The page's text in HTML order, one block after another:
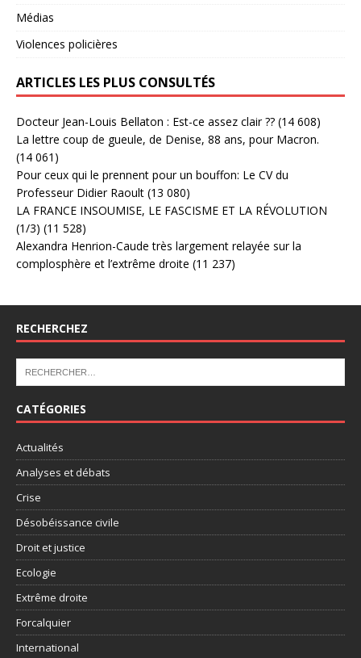
Médias
Violences policières
ARTICLES LES PLUS CONSULTÉS
Docteur Jean-Louis Bellaton : Est-ce assez clair ?? (14 608)
La lettre coup de gueule, de Denise, 88 ans, pour Macron.
(14 061)
Pour ceux qui le prennent pour un bouffon: Le CV du
Professeur Didier Raoult (13 080)
LA FRANCE INSOUMISE, LE FASCISME ET LA RÉVOLUTION
(1/3) (11 528)
Alexandra Henrion-Caude très largement relayée sur la
complosphère et l’extrême droite (11 237)
RECHERCHEZ
CATÉGORIES
Actualités
Analyses et débats
Crise
Désobéissance civile
Droit et justice
Ecologie
Extrême droite
Forcalquier
International